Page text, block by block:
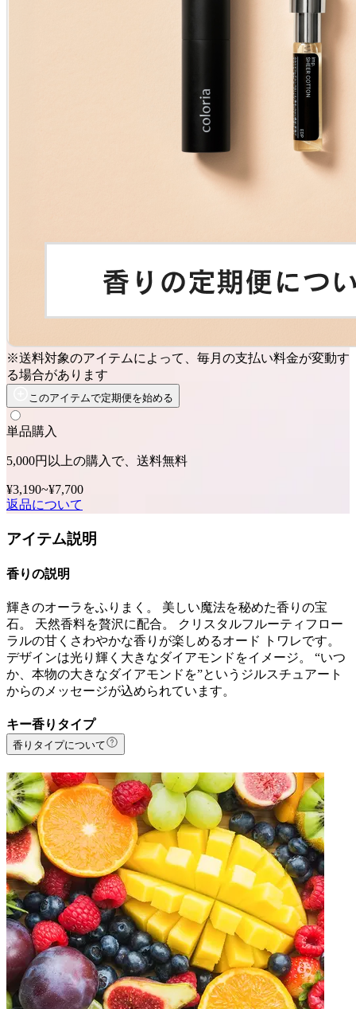
※送料対象のアイテムによって、毎月の支払い料金が変動す
る場合があります
このアイテムで定期便を始める
単品購入
5,000円以上の購入で、送料無料
¥3,190~¥7,700
返品について
アイテム説明
香りの説明
輝きのオーラをふりまく。 美しい魔法を秘めた香りの宝
石。 天然香料を贅沢に配合。 クリスタルフルーティフロー
ラルの甘くさわやかな香りが楽しめるオード トワレです。
デザインは光り輝く大きなダイアモンドをイメージ。 “いつ
か、本物の大きなダイアモンドを”というジルスチュアート
からのメッセージが込められています。
キー香りタイプ
香りタイプについて